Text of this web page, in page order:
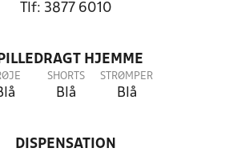
Tlf: 3877 6010
HJEMME
SHORTS
Blå
STRØMPER
Blå
DISPENSATION